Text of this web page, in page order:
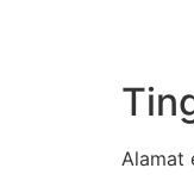
Alamat